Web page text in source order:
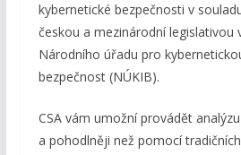
kybernetické bezpečnosti v
českou a mezinárodní legislativou
Národního úřadu pro
bezpečnost (NÚKIB).
CSA vám umožní provádět
a pohodlněji než pomocí